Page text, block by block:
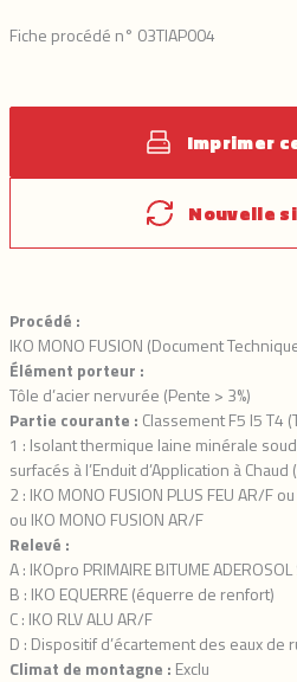
Fiche procédé n° 03TIAP004
Imprimer
Nouvelle
Procédé :
IKO MONO FUSION (Document
Élément porteur :
Tôle d’acier nervurée (Pente > 3%)
Partie courante : Classement F5 I5 T4
1 : Isolant thermique laine minérale
surfacés à l’Enduit d’Application à
2 : IKO MONO FUSION PLUS FEU AR/F
ou IKO MONO FUSION AR/F
Relevé :
A : IKOpro PRIMAIRE BITUME ADEROSOL
B : IKO EQUERRE (équerre de renfort)
C : IKO RLV ALU AR/F
D : Dispositif d’écartement des eaux de
Climat de montagne : Exclu